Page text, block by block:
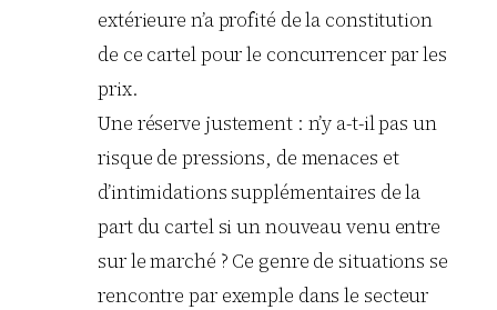
extérieure n’a profité de la constitution
de ce cartel pour le concurrencer par les
prix.
Une réserve justement : n’y a-t-il pas un
risque de pressions, de menaces et
d’intimidations supplémentaires de la
part du cartel si un nouveau venu entre
sur le marché ? Ce genre de situations se
rencontre par exemple dans le secteur